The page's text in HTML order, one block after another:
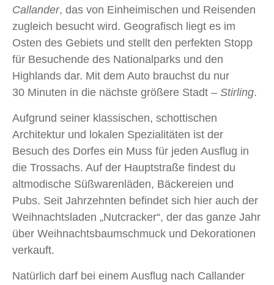
Callander, das von Einheimischen und Reisenden
zugleich besucht wird. Geografisch liegt es im
Osten des Gebiets und stellt den perfekten Stopp
für Besuchende des Nationalparks und den
Highlands dar. Mit dem Auto brauchst du nur
30 Minuten in die nächste größere Stadt – Stirling.
Aufgrund seiner klassischen, schottischen
Architektur und lokalen Spezialitäten ist der
Besuch des Dorfes ein Muss für jeden Ausflug in
die Trossachs. Auf der Hauptstraße findest du
altmodische Süßwarenläden, Bäckereien und
Pubs. Seit Jahrzehnten befindet sich hier auch der
Weihnachtsladen „Nutcracker“, der das ganze Jahr
über Weihnachtsbaumschmuck und Dekorationen
verkauft.
Natürlich darf bei einem Ausflug nach Callander